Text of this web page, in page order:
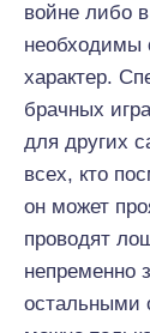
войне либо
необходимы
характер.
брачных
для других
всех, кто
он может
проводят
непременно
остальными